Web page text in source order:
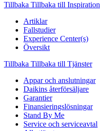
Tillbaka Tillbaka till Inspiration
Artiklar
Fallstudier
Experience Center(s)
Översikt
Tillbaka Tillbaka till Tjänster
Appar och anslutningar
Daikins återförsäljare
Garantier
Finansieringslösningar
Stand By Me
Service och serviceavtal